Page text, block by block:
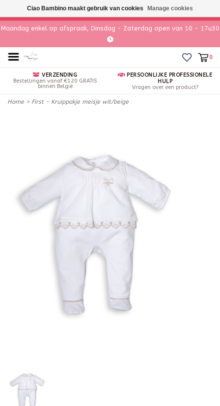
Maandag enkel op afspraak, Dinsdag - Zaterdag open van 10 - 17u30
0
VERZENDING
Bestellingen vanaf €120 GRATIS
binnen België
PERSOONLIJKE PROFESSIONELE
HULP
Vragen over een product?
Home > First - Kruippakje meisje wit/beige
Ciao Bambino maakt gebruik van cookies Manage cookies